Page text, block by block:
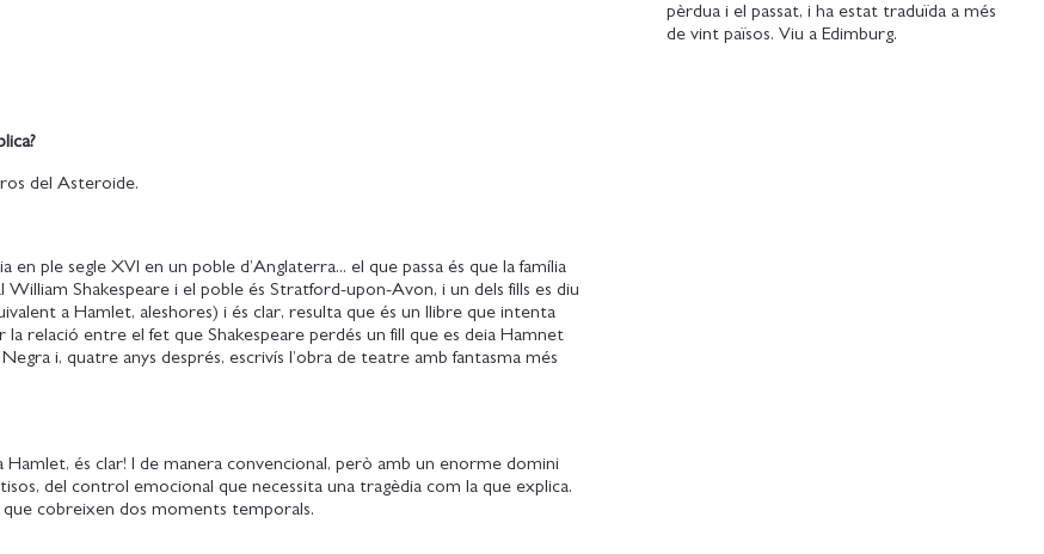
del Asteroide.
en ple segle XVI en un poble d’Anglaterra... el que passa és que la família
William Shakespeare i el poble és Stratford-upon-Avon, i un dels fills es diu
a Hamlet, aleshores) i és clar, resulta que és un llibre que intenta
la relació entre el fet que Shakespeare perdés un fill que es deia Hamnet
i, quatre anys després, escrivís l’obra de teatre amb fantasma més
Hamlet, és clar! I de manera convencional, però amb un enorme domini
del control emocional que necessita una tragèdia com la que explica.
cobreixen dos moments temporals.
pèrdua i el passat, i ha estat traduïda a més
de vint països. Viu a Edimburg.